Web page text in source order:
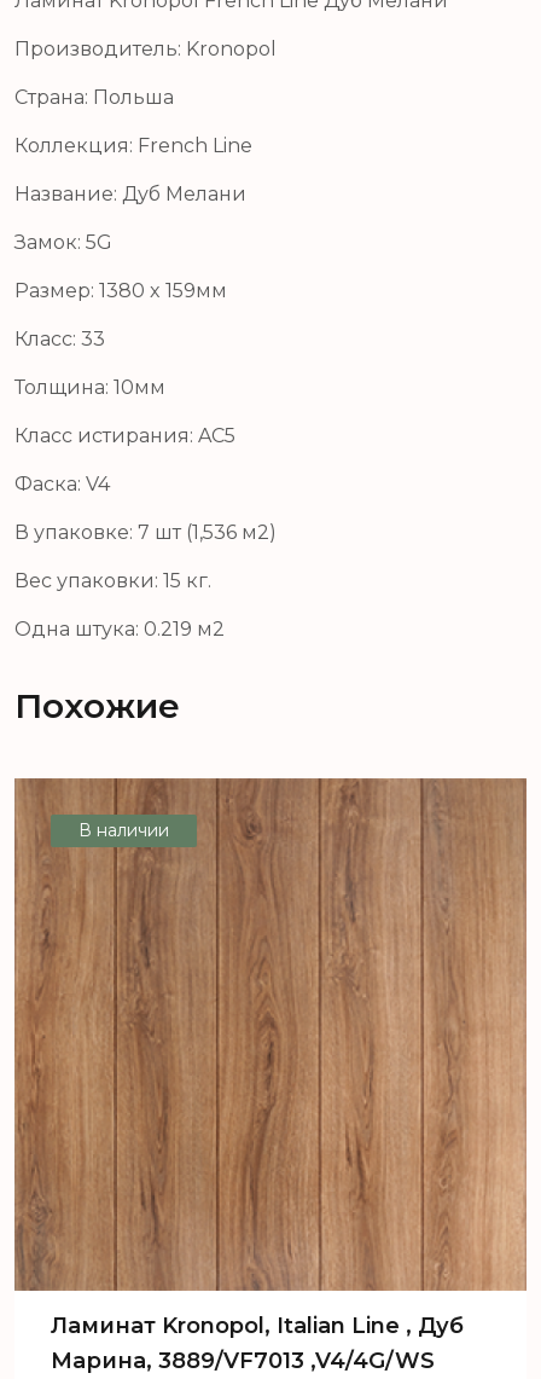
Производитель: Kronopol
Страна: Польша
Коллекция: French Line
Название: Дуб Мелани
Замок: 5G
Размер: 1380 x 159мм
Класс: 33
Толщина: 10мм
Класс истирания: AC5
Фаска: V4
В упаковке: 7 шт (1,536 м2)
Вес упаковки: 15 кг.
Одна штука: 0.219 м2
Похожие
В наличии
Ламинат Kronopol, Italian Line , Дуб
Марина, 3889/VF7013 ,V4/4G/WS